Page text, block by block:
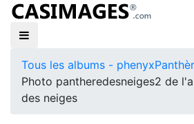
Tous les albums - phenyx
Photo pantheredesneiges2 de
des neiges